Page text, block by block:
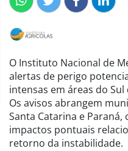
O Instituto Nacional de
alertas de perigo
intensas em áreas do
Os avisos abrangem
Santa Catarina e
impactos pontuais
retorno da instabilidade.